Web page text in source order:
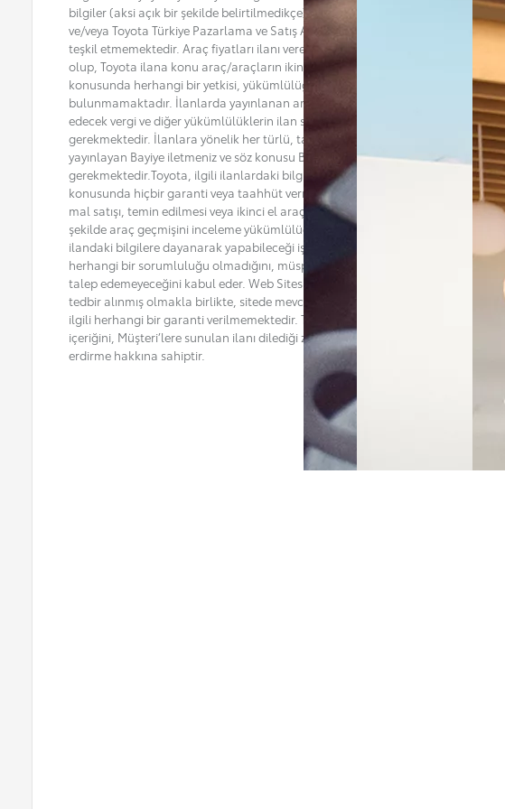
bilgiler (aksi açık bir şekilde belirtilmedikçe) bir satış teklifi değildir ve Bayi
ve/veya Toyota Türkiye Pazarlama ve Satış A.Ş.’nin ("Toyota”) adına bir taahhüt
teşkil etmemektedir. Araç fiyatları ilanı veren Bayi tarafından belirlenmekte
olup, Toyota ilana konu araç/araçların ikinci el satış fiyatlarını belirleme
konusunda herhangi bir yetkisi, yükümlülüğü ve sorumluluğu
bulunmamaktadır. İlanlarda yayınlanan araçların satışlarına esas teşkil
edecek vergi ve diğer yükümlülüklerin ilan sahibi Bayiden öğrenilmesi
gerekmektedir. İlanlara yönelik her türlü, talep, soru veya şikayetlerinizi ilanı
yayınlayan Bayiye iletmeniz ve söz konusu Bayiden destek almanız
gerekmektedir.Toyota, ilgili ilanlardaki bilgilerin doğruluğu ya da güncelliği
konusunda hiçbir garanti veya taahhüt vermemektedir. Toyota’nın ilana konu
mal satışı, temin edilmesi veya ikinci el araçla ilgili bakım, kaza veya başka bir
şekilde araç geçmişini inceleme yükümlülüğü de bulunmamaktadır. Müşteri,
ilandaki bilgilere dayanarak yapabileceği işlemler bakımından Toyota'nın
herhangi bir sorumluluğu olmadığını, müspet veya menfi herhangi bir zarar
talep edemeyeceğini kabul eder. Web Sitesi'nin hatasız olması için her türlü
tedbir alınmış olmakla birlikte, sitede mevcut ya da oluşabilecek hatalar ile
ilgili herhangi bir garanti verilmemektedir. Toyota dilediği zaman sitenin
içeriğini, Müşteri’lere sunulan ilanı dilediği zaman değiştirme ya da sona
erdirme hakkına sahiptir.